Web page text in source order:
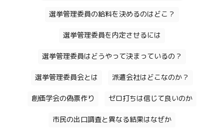
選挙管理委員の給料を決めるのはどこ？
選挙管理委員を内定させるには
選挙管理委員はどうやって決まっているの？
選挙管理委員会とは 派遣会社はどこなのか？
創価学会の偽票作り ゼロ打ちは信じて良いのか
市民の出口調査と異なる結果はなぜか